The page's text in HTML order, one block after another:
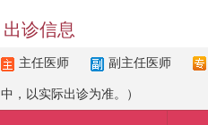
出诊信息
主任医师 副主任医师
中，以实际出诊为准。）